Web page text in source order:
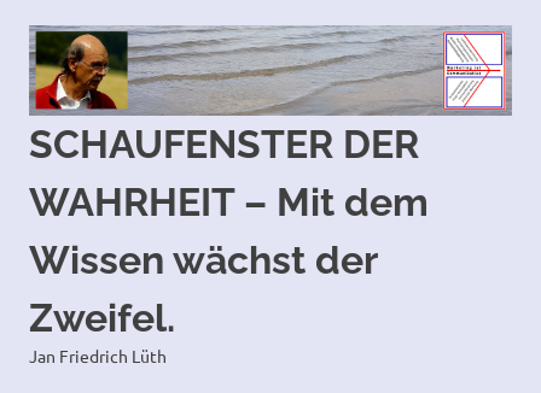
SCHAUFENSTER DER
WAHRHEIT – Mit dem
Wissen wächst der
Zweifel.
Jan Friedrich Lüth